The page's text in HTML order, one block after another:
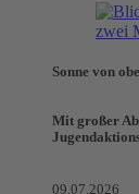
Sonne von
Mit großer
09.07.2026